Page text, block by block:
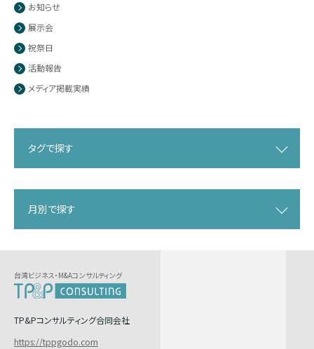
お知らせ
展示会
祝祭日
活動報告
メディア掲載実績
タグで探す
月別で探す
台湾ビジネス・M&Aコンサルティング
TP&Pコンサルティング合同会社
https://tppgodo.com